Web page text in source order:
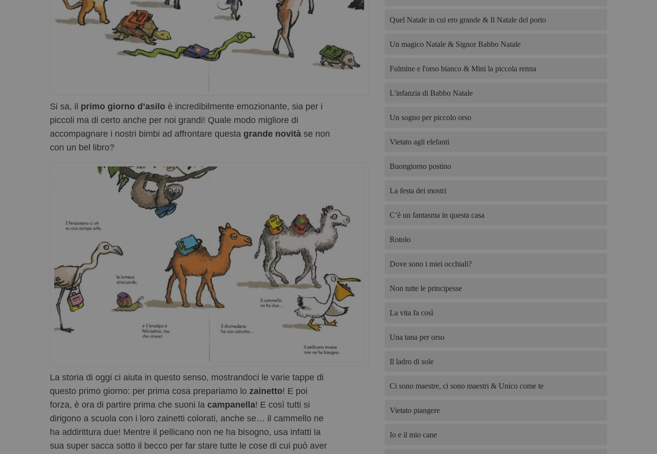
Si sa, il primo giorno d’asilo è incredibilmente emozionante, sia per i
piccoli ma di certo anche per noi grandi! Quale modo migliore di
accompagnare i nostri bimbi ad affrontare questa grande novità se non
con un bel libro?
La storia di oggi ci aiuta in questo senso, mostrandoci le varie tappe di
questo primo giorno: per prima cosa prepariamo lo zainetto! E poi
forza, è ora di partire prima che suoni la campanella! E così tutti si
dirigono a scuola con i loro zainetti colorati, anche se… il cammello ne
ha addirittura due! Mentre il pellicano non ne ha bisogno, usa infatti la
sua super sacca sotto il becco per far stare tutte le cose di cui può aver
Quel Natale in cui ero grande & Il Natale del porto
Un magico Natale & Signor Babbo Natale
Fulmine e l'orso bianco & Mini la piccola renna
L'infanzia di Babbo Natale
Un sogno per piccolo orso
Vietato agli elefanti
Buongiorno postino
La festa dei mostri
C’è un fantasma in questa casa
Rotolo
Dove sono i miei occhiali?
Non tutte le principesse
La vita fa così
Una tana per orso
Il ladro di sole
Ci sono maestre, ci sono maestri & Unico come te
Vietato piangere
Io e il mio cane